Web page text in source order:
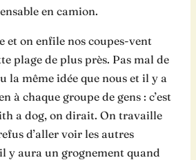
en camion.
et on enfile nos coupes-vent
plage de plus près. Pas mal de
la même idée que nous et il y a
à chaque groupe de gens : c’est
a dog, on dirait. On travaille
d’aller voir les autres
y aura un grognement quand